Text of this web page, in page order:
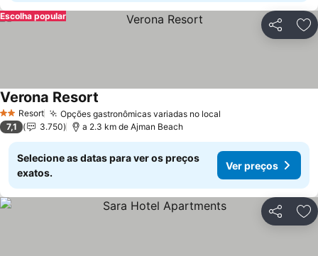
Partilhar
Escolha popular
2 Estrelas
Resort Opções gastronômicas variadas no local
Verona Resort
7,1 3.750 a 2.3 km de Ajman Beach
Selecione as datas para ver os preços
exatos.
Ver preços
Partilhar